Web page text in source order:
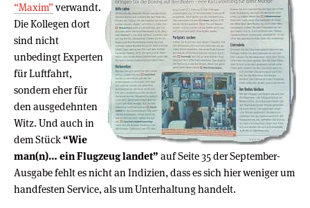
“Maxim”verwandt.
Die Kollegen dort
sind nicht
unbedingt Experten
für Luftfahrt,
sondern eher für
den ausgedehnten
Witz. Und auch in
dem Stück“Wie
man(n)… ein Flugzeug landet” auf Seite 35 der September-
Ausgabe fehlt es nicht an Indizien, dass es sich hier weniger um
handfesten Service, als um Unterhaltung handelt.